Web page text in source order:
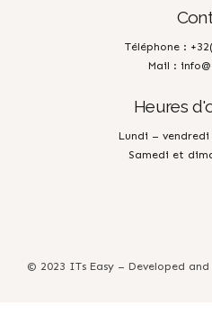
Téléphone :
Mail :
Heures
Lundi – vendredi
Samedi et
© 2023 ITs Easy – Developed